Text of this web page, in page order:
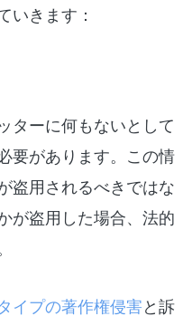
いきます：
ターに何もないとして
要があります。この情
盗用されるべきではな
が盗用した場合、法的
イプの著作権侵害と訴